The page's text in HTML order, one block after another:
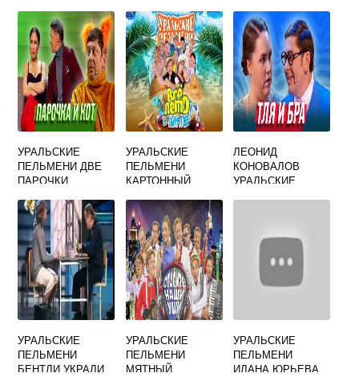
УРАЛЬСКИЕ
ПЕЛЬМЕНИ ДВЕ
ПАРОЧКИ
УРАЛЬСКИЕ
ПЕЛЬМЕНИ
КАРТОННЫЙ
ЛЕОНИД
КОНОВАЛОВ
УРАЛЬСКИЕ
УРАЛЬСКИЕ
ПЕЛЬМЕНИ
БЕНТЛИ УКРАЛИ
УРАЛЬСКИЕ
ПЕЛЬМЕНИ
МЯТНЫЙ
УРАЛЬСКИЕ
ПЕЛЬМЕНИ
ИЛАНА ЮРЬЕВА